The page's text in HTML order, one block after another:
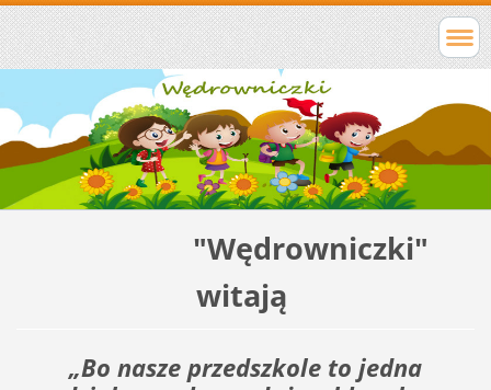
"Wędrowniczki"
witają
„Bo nasze przedszkole to jedna